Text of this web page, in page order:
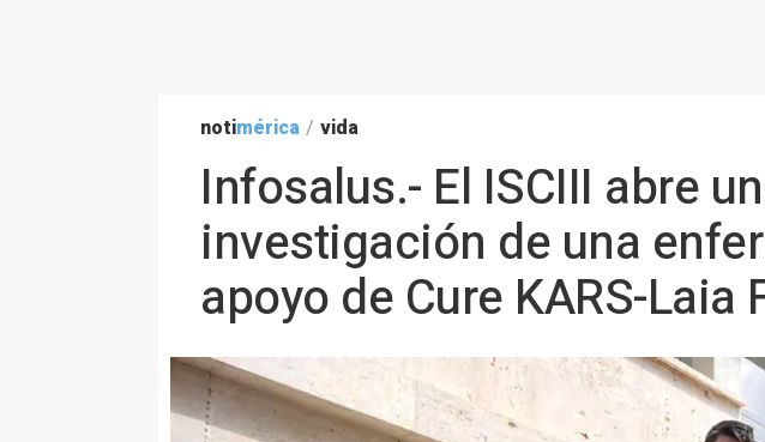
notimérica / vida
Infosalus.- El ISCIII abre
investigación de una
apoyo de Cure KARS-Laia